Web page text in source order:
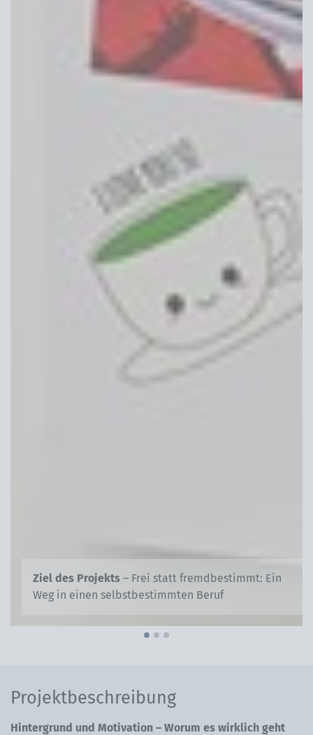
Ziel des Projekts – Frei statt fremdbestimmt: Ein
Weg in einen selbstbestimmten Beruf
Pro­jekt­be­schrei­bung
Hintergrund und Motivation – Worum es wirklich geht